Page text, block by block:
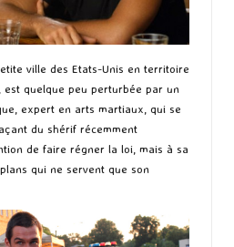
ville des Etats-Unis en territoire
est quelque peu perturbée par un
expert en arts martiaux, qui se
du shérif récemment
de faire régner la loi, mais à sa
qui ne servent que son